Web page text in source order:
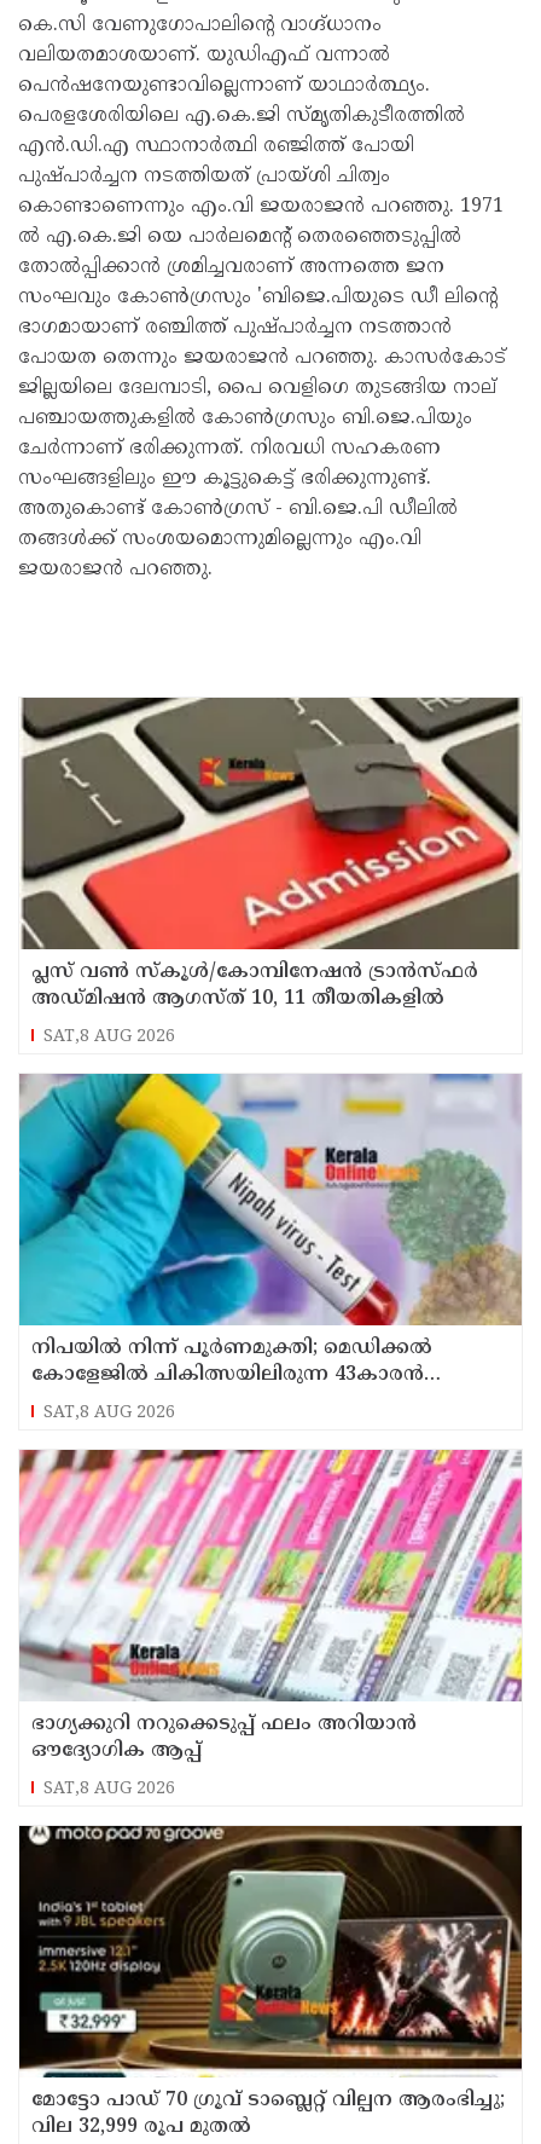
കെ.സി വേണുഗോപാലിൻ്റെ വാഗ്ദ്ധാനം
വലിയതമാശയാണ്. യുഡിഎഫ് വന്നാൽ
പെൻഷനേയുണ്ടാവില്ലെന്നാണ് യാഥാർത്ഥ്യം.
പെരളശേരിയിലെ എ.കെ.ജി സ്മൃതികുടീരത്തിൽ
എൻ.ഡി.എ സ്ഥാനാർത്ഥി രഞ്ജിത്ത് പോയി
പുഷ്പാർച്ചന നടത്തിയത് പ്രായ്ശി ചിത്വം
കൊണ്ടാണെന്നും എം.വി ജയരാജൻ പറഞ്ഞു. 1971
ൽ എ.കെ.ജി യെ പാർലമെൻ്റ് തെരഞ്ഞെടുപ്പിൽ
തോൽപ്പിക്കാൻ ശ്രമിച്ചവരാണ് അന്നത്തെ ജന
സംഘവും കോൺഗ്രസും 'ബിജെ.പിയുടെ ഡീ ലിൻ്റെ
ഭാഗമായാണ് രഞ്ചിത്ത് പുഷ്പാർച്ചന നടത്താൻ
പോയത തെന്നും ജയരാജൻ പറഞ്ഞു. കാസർകോട്
ജില്ലയിലെ ദേലമ്പാടി, പൈ വെളിഗെ തുടങ്ങിയ നാല്
പഞ്ചായത്തുകളിൽ കോൺഗ്രസും ബി.ജെ.പിയും
ചേർന്നാണ് ഭരിക്കുന്നത്. നിരവധി സഹകരണ
സംഘങ്ങളിലും ഈ കൂട്ടുകെട്ട് ഭരിക്കുന്നുണ്ട്.
അതുകൊണ്ട് കോൺഗ്രസ് - ബി.ജെ.പി ഡീലിൽ
തങ്ങൾക്ക് സംശയമൊന്നുമില്ലെന്നും എം.വി
ജയരാജൻ പറഞ്ഞു.
പ്ലസ് വൺ സ്‌കൂൾ/കോമ്പിനേഷൻ ട്രാൻസ്ഫർ
അഡ്മിഷൻ ആഗസ്ത് 10, 11 തീയതികളിൽ
SAT,8 AUG 2026
നിപയിൽ നിന്ന് പൂർണമുക്തി; മെഡിക്കൽ
കോളേജിൽ ചികിത്സയിലിരുന്ന 43കാരൻ
വീട്ടിലേക്ക് മടങ്ങി
SAT,8 AUG 2026
ഭാഗ്യക്കുറി നറുക്കെടുപ്പ് ഫലം അറിയാൻ
ഔദ്യോഗിക ആപ്പ്
SAT,8 AUG 2026
മോട്ടോ പാഡ് 70 ഗ്രൂവ് ടാബ്ലെറ്റ് വില്പന ആരംഭിച്ചു;
വില 32,999 രൂപ മുതൽ